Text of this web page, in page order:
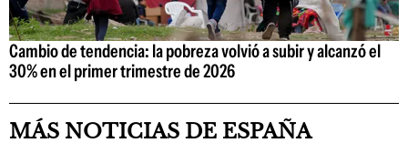
Cambio de tendencia: la pobreza volvió a subir y alcanzó el
30% en el primer trimestre de 2026
MÁS NOTICIAS DE ESPAÑA